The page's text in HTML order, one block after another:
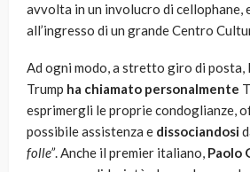
avvolta in un involucro di cellophane,
all’ingresso di un grande Centro
Ad ogni modo, a stretto giro di posta,
Trump ha chiamato personalmente
esprimergli le proprie condoglianze,
possibile assistenza e dissociandosi
folle”. Anche il premier italiano, Paolo